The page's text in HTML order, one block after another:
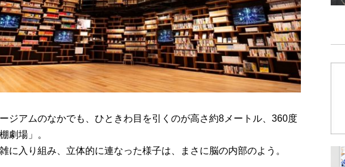
ジアムのなかでも、ひときわ目を引くのが高さ約8メートル、360度
劇場」。
に入り組み、立体的に連なった様子は、まさに脳の内部のよう。